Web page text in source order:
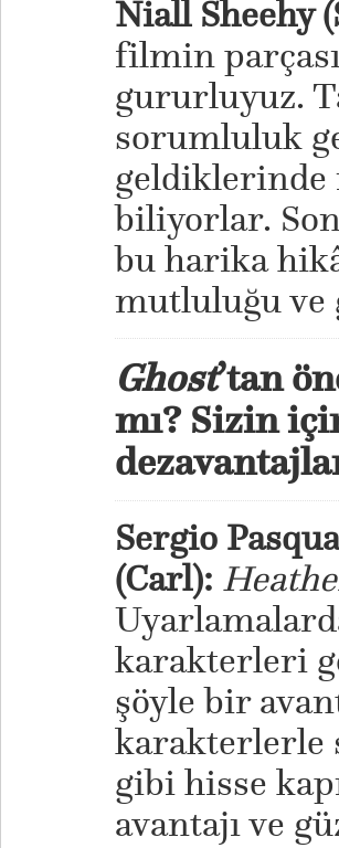
Niall Sheehy
filmin
gururluyuz.
sorumluluk
biliyorlar.
bu harika
mutluluğu
Ghost’tan
mı? Sizin
Sergio
(Carl):
karakterleri
şöyle bir
karakterlerle
gibi hisse
avantajı ve